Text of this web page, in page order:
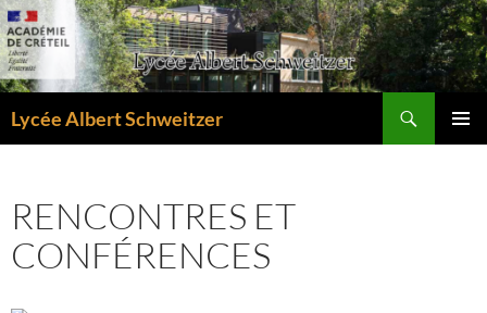
Aller
au
contenu
Lycée Albert Schweitzer
RENCONTRES ET
CONFÉRENCES